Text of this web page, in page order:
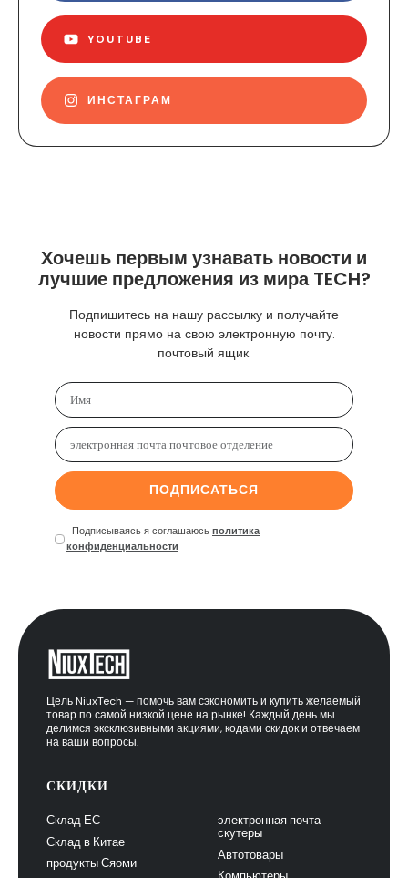
YOUTUBE
ИНСТАГРАМ
Хочешь первым узнавать новости и
лучшие предложения из мира TECH?
Подпишитесь на нашу рассылку и получайте
новости прямо на свою электронную почту.
почтовый ящик.
ПОДПИСАТЬСЯ
Подписываясь я соглашаюсь политика
конфиденциальности
Цель NiuxTech — помочь вам сэкономить и купить желаемый
товар по самой низкой цене на рынке! Каждый день мы
делимся эксклюзивными акциями, кодами скидок и отвечаем
на ваши вопросы.
СКИДКИ
Склад ЕС
Склад в Китае
продукты Сяоми
электронная почта
скутеры
Автотовары